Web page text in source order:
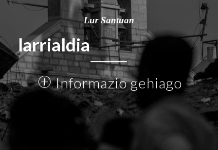
larrialdia
Lur Santuan
Informazio gehiago